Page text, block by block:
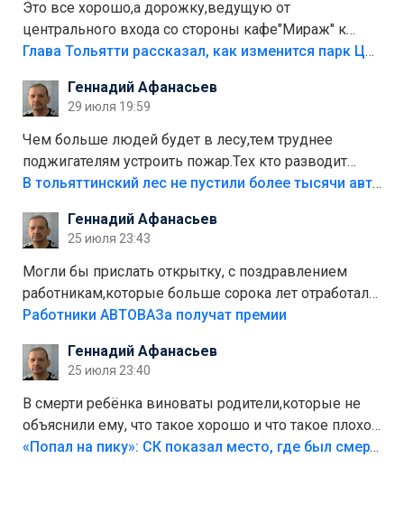
Это все хорошо,а дорожку,ведущую от
центрального входа со стороны кафе"Мираж" к
аттракционам слабо доделать?А то бордюры
лежала в парке и испортилась.Да еще,видимо,часть
украли.
Глава Тольятти рассказал, как изменится парк Центрального района
Геннадий Афанасьев
29 июля 19:59
Чем больше людей будет в лесу,тем труднее
поджигателям устроить пожар.Тех кто разводит
костры,тех надо безбожно штрафовать.Камер полно
Штрафы мизерные.
В тольяттинский лес не пустили более тысячи автомобилей
Геннадий Афанасьев
25 июля 23:43
Могли бы прислать открытку, с поздравлением
работникам,которые больше сорока лет отработали
на предприятии.
Работники АВТОВАЗа получат премии
Геннадий Афанасьев
25 июля 23:40
В смерти ребёнка виноваты родители,которые не
объяснили ему, что такое хорошо и что такое плохо!
Лезть через такой забор,верх безумия,есть же
«Попал на пику»: СК показал место, где был смертельно травмирован ребенок в Тольятти